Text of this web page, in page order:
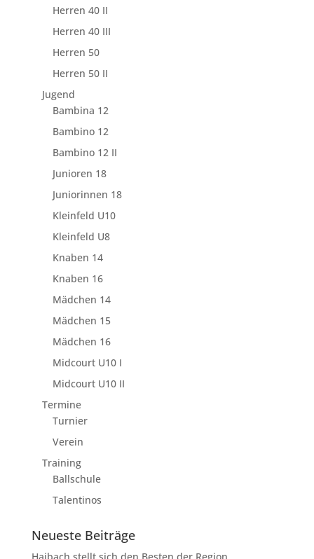
Herren 40 II
Herren 40 III
Herren 50
Herren 50 II
Jugend
Bambina 12
Bambino 12
Bambino 12 II
Junioren 18
Juniorinnen 18
Kleinfeld U10
Kleinfeld U8
Knaben 14
Knaben 16
Mädchen 14
Mädchen 15
Mädchen 16
Midcourt U10 I
Midcourt U10 II
Termine
Turnier
Verein
Training
Ballschule
Talentinos
Neueste Beiträge
Haibach stellt sich den Besten der Region